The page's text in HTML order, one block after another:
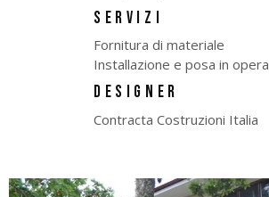
SERVIZI
Fornitura di materiale
Installazione e posa in opera
DESIGNER
Contracta Costruzioni Italia